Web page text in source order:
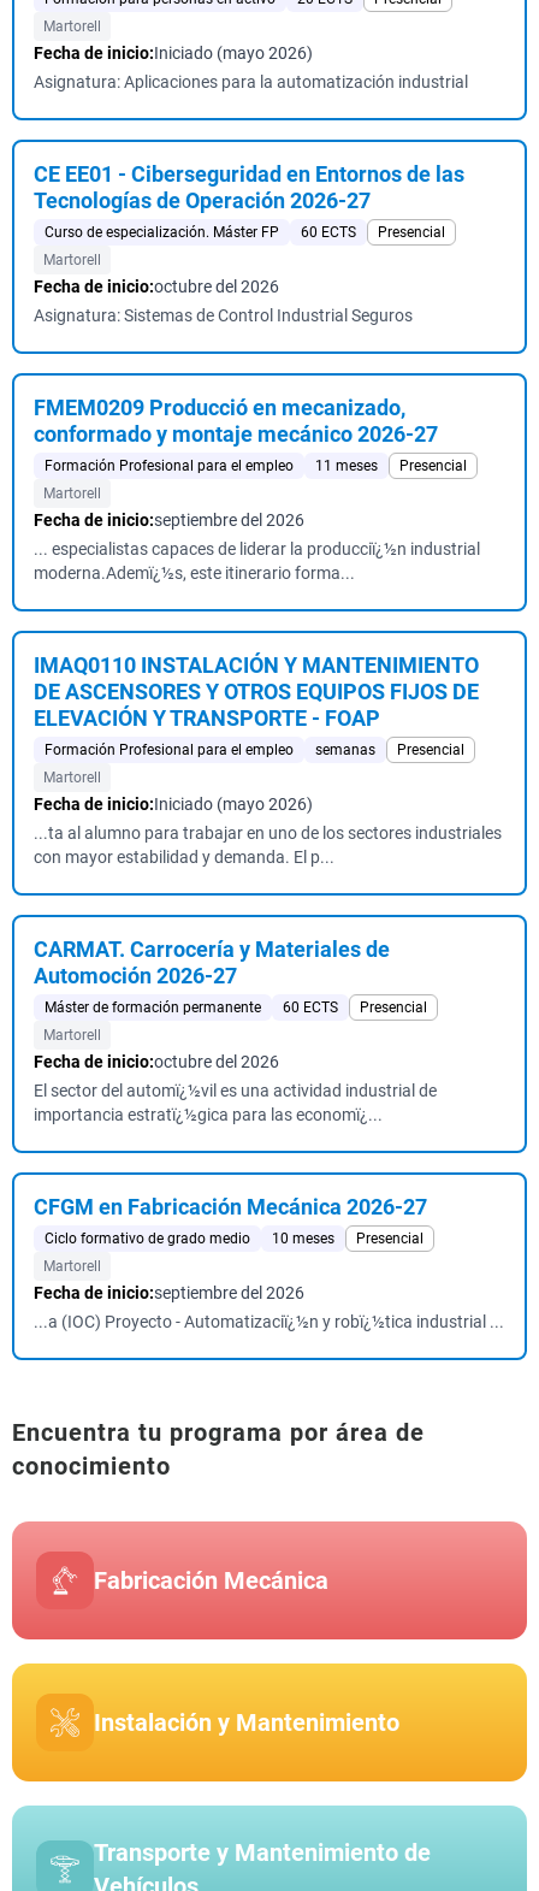
Martorell
Fecha de inicio:Iniciado (mayo 2026)
Asignatura: Aplicaciones para la automatización industrial
CE EE01 - Ciberseguridad en Entornos de las
Tecnologías de Operación 2026-27
Curso de especialización. Máster FP 60 ECTS
Presencial
Martorell
Fecha de inicio:octubre del 2026
Asignatura: Sistemas de Control Industrial Seguros
FMEM0209 Producció en mecanizado,
conformado y montaje mecánico 2026-27
Formación Profesional para el empleo 11 meses
Presencial
Martorell
Fecha de inicio:septiembre del 2026
... especialistas capaces de liderar la producciï¿½n industrial
moderna.Ademï¿½s, este itinerario forma...
IMAQ0110 INSTALACIÓN Y MANTENIMIENTO
DE ASCENSORES Y OTROS EQUIPOS FIJOS DE
ELEVACIÓN Y TRANSPORTE - FOAP
Formación Profesional para el empleo semanas
Presencial
Martorell
Fecha de inicio:Iniciado (mayo 2026)
...ta al alumno para trabajar en uno de los sectores industriales
con mayor estabilidad y demanda. El p...
CARMAT. Carrocería y Materiales de
Automoción 2026-27
Máster de formación permanente 60 ECTS
Presencial
Martorell
Fecha de inicio:octubre del 2026
El sector del automï¿½vil es una actividad industrial de
importancia estratï¿½gica para las economï¿...
CFGM en Fabricación Mecánica 2026-27
Ciclo formativo de grado medio 10 meses
Presencial
Martorell
Fecha de inicio:septiembre del 2026
...a (IOC) Proyecto - Automatizaciï¿½n y robï¿½tica industrial ...
Encuentra tu programa por área de
conocimiento
Fabricación Mecánica
Instalación y Mantenimiento
Transporte y Mantenimiento de